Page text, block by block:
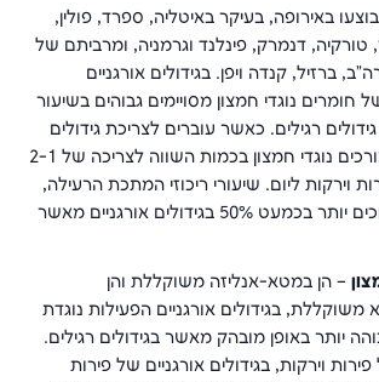
בוצעו באירופה, בעיקר באיטליה, ספרד, פולין,
טורקיה, דנמרק, פינלנד וגרמניה, ומרביתם של
ברזיל, קנדה ויפן. בגידולים אורגניים
חומרים נוגדי חמצון מסויימים גבוהים בשיעור
לעומת גידולים רגילים. כאשר עוברים לצריכת גידולים
אורגניים ומוצריהם צורכים נוגדי חמצון בכמות השווה לצריכה של 2-1
וירקות ליום. שיעורי ריכוזי המתכת הרעילה,
קדמיום, נמצאו כנמוכים יותר בכמעט 50% בגידולים אורגניים מאשר
– הן במטא-אנליזה משוקללת והן
בגידולים אורגניים הפעילות נוגדת
יותר באופן מובהק מאשר בגידולים רגילים.
וירקות, בגידולים אורגניים של פירות